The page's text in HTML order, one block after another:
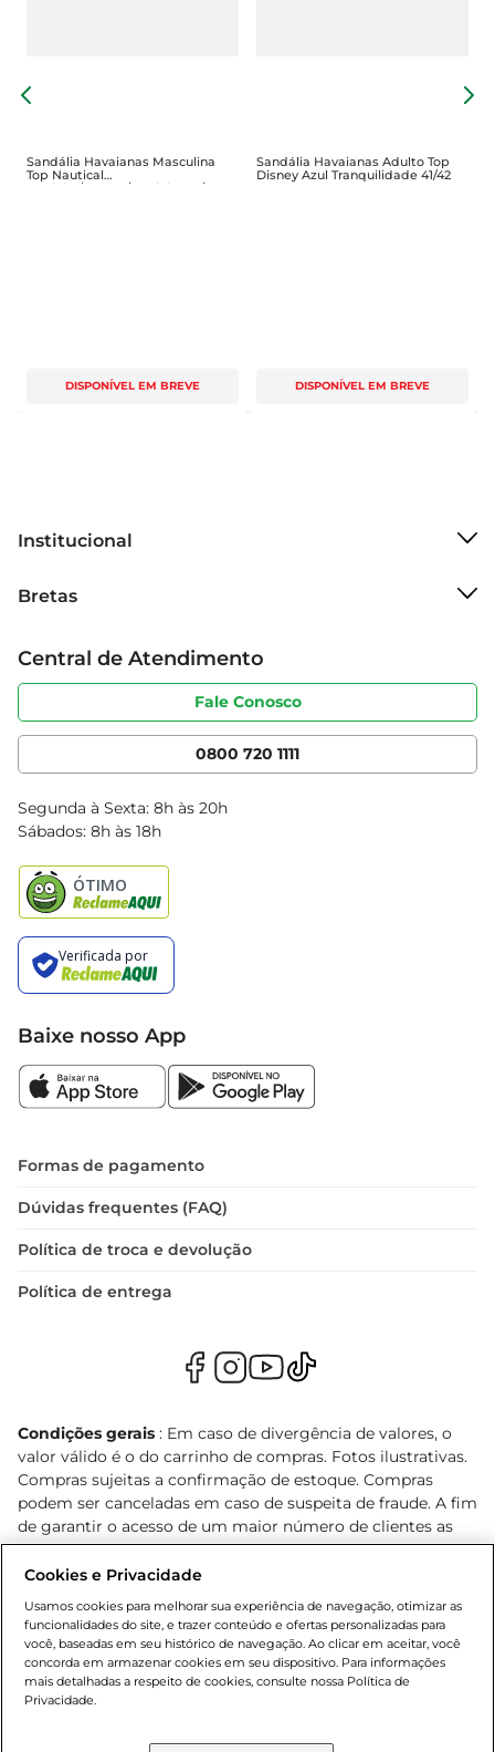
Sandália Havaianas Masculina
Top Nautical
Marinho/Branco/Marinho 37/38
DISPONÍVEL EM BREVE
Sandália Havaianas Adulto Top
Disney Azul Tranquilidade 41/42
DISPONÍVEL EM BREVE
Institucional
Grupo Cencosud
Sobre privacidade
Portal do fornecedor
Cencosud Media
Bretas
Produtos Bretas
Código de ética
Serviços
Clube Bretas
Blog Bretas
Black Friday
Central de Atendimento
Fale Conosco
0800 720 1111
Segunda à Sexta: 8h às 20h
Sábados: 8h às 18h
Baixe nosso App
Formas de pagamento
Dúvidas frequentes (FAQ)
Política de troca e devolução
Política de entrega
Condições gerais : Em caso de divergência de valores, o
valor válido é o do carrinho de compras. Fotos ilustrativas.
Compras sujeitas a confirmação de estoque. Compras
podem ser canceladas em caso de suspeita de fraude. A fim
de garantir o acesso de um maior número de clientes as
nossas promoções, a compra de produtos com preços
promocionais poderá ter sua quantidade limitada por
cliente. Os preços, ofertas e condições são exclusivos para
o e-commerce e válidos durante o dia de hoje, podendo
sofrer alterações sem prévia notificação. Proibida a venda
de bebidas alcoólicas para menores de 18 anos, conforme
Lei n.º 8069/90, art. 81, inciso II (Estatuto da Criança e do
Cookies e Privacidade
Usamos cookies para melhorar sua experiência de navegação, otimizar as
funcionalidades do site, e trazer conteúdo e ofertas personalizadas para
você, baseadas em seu histórico de navegação. Ao clicar em aceitar, você
concorda em armazenar cookies em seu dispositivo. Para informações
mais detalhadas a respeito de cookies, consulte nossa Política de
Privacidade.